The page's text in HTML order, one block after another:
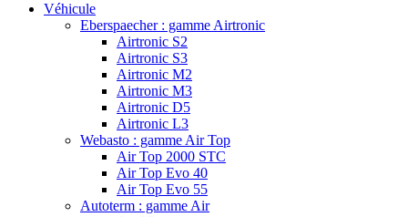
Véhicule
Eberspaecher : gamme Airtronic
Airtronic S2
Airtronic S3
Airtronic M2
Airtronic M3
Airtronic D5
Airtronic L3
Webasto : gamme Air Top
Air Top 2000 STC
Air Top Evo 40
Air Top Evo 55
Autoterm : gamme Air